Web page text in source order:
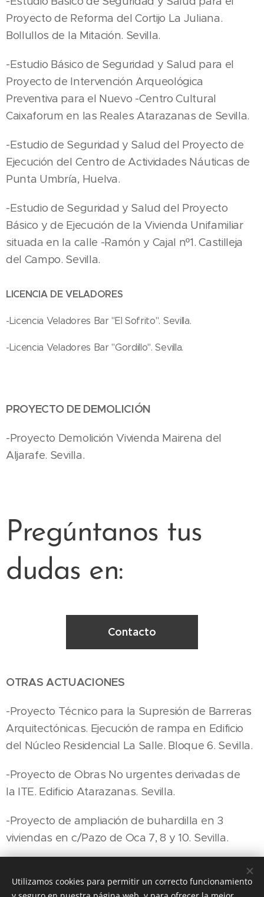
Proyecto de Reforma del Cortijo La Juliana.
Bollullos de la Mitación. Sevilla.
-Estudio Básico de Seguridad y Salud para el
Proyecto de Intervención Arqueológica
Preventiva para el Nuevo -Centro Cultural
Caixaforum en las Reales Atarazanas de Sevilla.
-Estudio de Seguridad y Salud del Proyecto de
Ejecución del Centro de Actividades Náuticas de
Punta Umbría, Huelva.
-Estudio de Seguridad y Salud del Proyecto
Básico y de Ejecución de la Vivienda Unifamiliar
situada en la calle -Ramón y Cajal nº1. Castilleja
del Campo. Sevilla.
LICENCIA DE VELADORES
-Licencia Veladores Bar "El Sofrito". Sevilla.
-Licencia Veladores Bar "Gordillo". Sevilla.
PROYECTO DE DEMOLICIÓN
-Proyecto Demolición Vivienda Mairena del
Aljarafe. Sevilla.
Pregúntanos tus
dudas en:
Contacto
OTRAS ACTUACIONES
-Proyecto Técnico para la Supresión de Barreras
Arquitectónicas. Ejecución de rampa en Edificio
del Núcleo Residencial La Salle. Bloque 6. Sevilla.
-Proyecto de Obras No urgentes derivadas de
la ITE. Edificio Atarazanas. Sevilla.
-Proyecto de ampliación de buhardilla en 3
viviendas en c/Pazo de Oca 7, 8 y 10. Sevilla.
Utilizamos cookies para permitir un correcto funcionamiento